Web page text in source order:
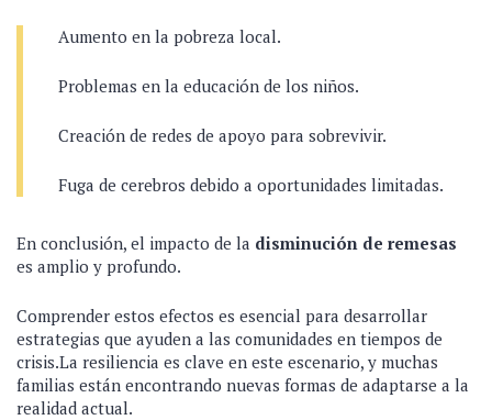
Aumento en la pobreza local.
Problemas en la educación de los niños.
Creación de redes de apoyo para sobrevivir.
Fuga de cerebros debido a oportunidades limitadas.
En conclusión, el impacto de la disminución de remesas
es amplio y profundo.
Comprender estos efectos es esencial para desarrollar
estrategias que ayuden a las comunidades en tiempos de
crisis.La resiliencia es clave en este escenario, y muchas
familias están encontrando nuevas formas de adaptarse a la
realidad actual.